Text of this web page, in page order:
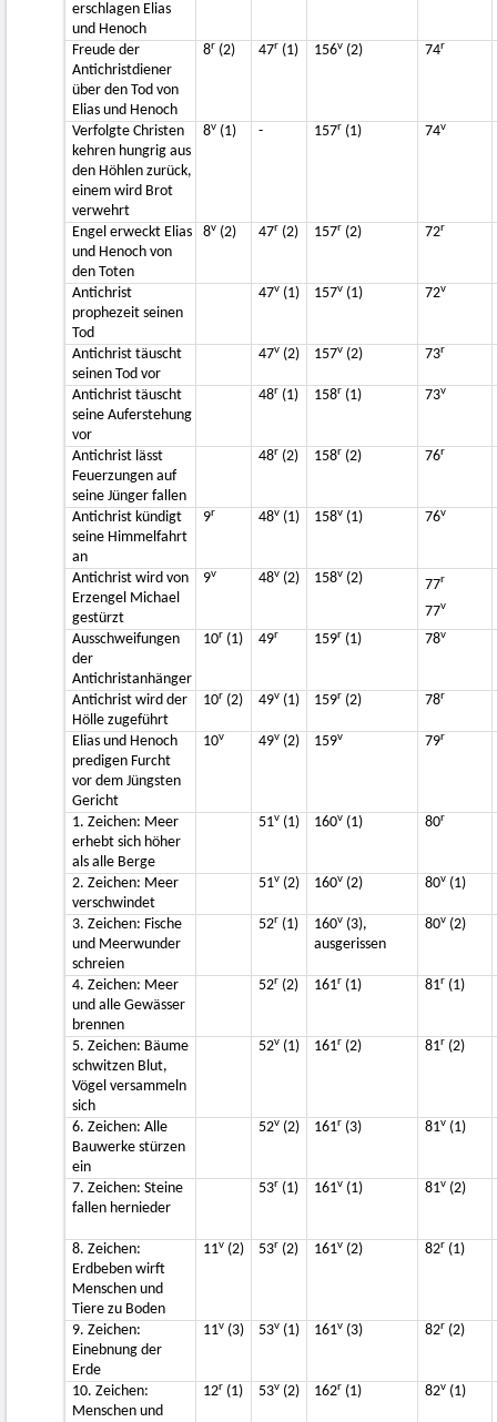
erschlagen Elias
und Henoch
Freude der
Antichristdiener
über den Tod von
Elias und Henoch
8r (2) 47r (1) 156v(2) 74r
Verfolgte Christen
kehren hungrig aus
den Höhlen zurück,
einem wird Brot
verwehrt
8v(1) - 157r (1) 74v
Engel erweckt Elias
und Henoch von
den Toten
8v(2) 47r (2) 157r (2) 72r
Antichrist
prophezeit seinen
Tod
47v(1) 157v(1) 72v
Antichrist täuscht
seinen Tod vor
47v(2) 157v(2) 73r
Antichrist täuscht
seine Auferstehung
vor
48r (1) 158r (1) 73v
Antichrist lässt
Feuerzungen auf
seine Jünger fallen
48r (2) 158r (2) 76r
Antichrist kündigt
seine Himmelfahrt
an
9r 48v(1) 158v(1) 76v
Antichrist wird von
Erzengel Michael
gestürzt
9v 48v(2) 158v(2) 77r
77v
Ausschweifungen
der
Antichristanhänger
10r (1) 49r 159r (1) 78v
Antichrist wird der
Hölle zugeführt
10r (2) 49v(1) 159r (2) 78r
Elias und Henoch
predigen Furcht
vor dem Jüngsten
Gericht
10v 49v(2) 159v 79r
1. Zeichen: Meer
erhebt sich höher
als alle Berge
51v(1) 160v(1) 80r
2. Zeichen: Meer
verschwindet
51v(2) 160v(2) 80v(1)
3. Zeichen: Fische
und Meerwunder
schreien
52r (1) 160v(3),
ausgerissen
80v(2)
4. Zeichen: Meer
und alle Gewässer
brennen
52r (2) 161r (1) 81r (1)
5. Zeichen: Bäume
schwitzen Blut,
Vögel versammeln
sich
52v(1) 161r (2) 81r (2)
6. Zeichen: Alle
Bauwerke stürzen
ein
52v(2) 161r (3) 81v(1)
7. Zeichen: Steine
fallen hernieder
53r (1) 161v(1) 81v(2)
8. Zeichen:
Erdbeben wirft
Menschen und
Tiere zu Boden
11v(2) 53r (2) 161v(2) 82r (1)
9. Zeichen:
Einebnung der
Erde
11v(3) 53v(1) 161v(3) 82r (2)
10. Zeichen:
Menschen und
12r (1) 53v(2) 162r (1) 82v(1)